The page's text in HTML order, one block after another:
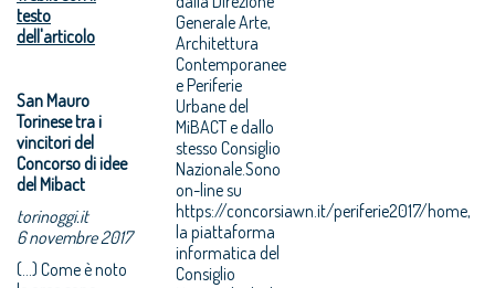
testo
dell'articolo
San Mauro
Torinese tra i
vincitori del
Concorso di idee
del Mibact
torinoggi.it
6 novembre 2017
(...) Come è noto
Generale Arte,
Architettura
Contemporanee
e Periferie
Urbane del
MiBACT e dallo
stesso Consiglio
Nazionale.Sono
on-line su
https://concorsiawn.it/periferie2017/home,
la piattaforma
informatica del
Consiglio